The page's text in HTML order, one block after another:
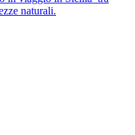
naturali.